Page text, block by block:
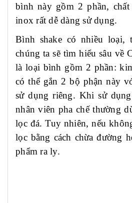
bình này gồm 2 phần,
inox rất dễ dàng sử dụng.
Bình shake có nhiều loại,
chúng ta sẽ tìm hiểu sâu về
là loại bình gồm 2 phần:
có thể gắn 2 bộ phận này
sử dụng riêng. Khi sử
nhân viên pha chế thường
lọc đá. Tuy nhiên, nếu
lọc bằng cách chừa đường
phẩm ra ly.